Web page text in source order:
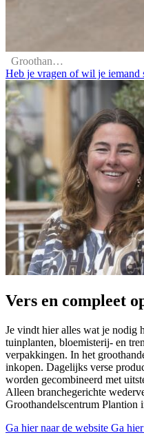
Groothandelscentrum
Heb je vragen of wil je iemand
Vers en compleet
Je vindt hier alles wat je nodig
tuinplanten, bloemisterij- en
verpakkingen. In het
inkopen. Dagelijks verse
worden gecombineerd met
Alleen branchegerichte
Groothandelscentrum Plantion
Ga hier naar de website Ga